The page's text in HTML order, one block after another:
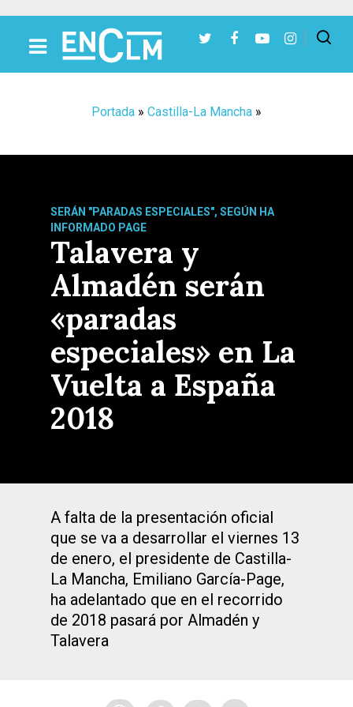
Portada » Castilla-La Mancha »
SERÁN "PARADAS ESPECIALES", SEGÚN HA
INFORMADO PAGE
Talavera y
Almadén serán
«paradas
especiales» en La
Vuelta a España
2018
A falta de la presentación oficial
que se va a desarrollar el viernes 13
de enero, el presidente de Castilla-
La Mancha, Emiliano García-Page,
ha adelantado que en el recorrido
de 2018 pasará por Almadén y
Talavera